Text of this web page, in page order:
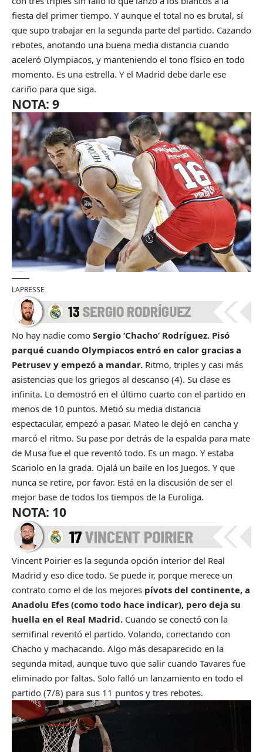
fiesta del primer tiempo. Y aunque el total no es brutal, sí
que supo trabajar en la segunda parte del partido. Cazando
rebotes, anotando una buena media distancia cuando
aceleró Olympiacos, y manteniendo el tono físico en todo
momento. Es una estrella. Y el Madrid debe darle ese
cariño para que siga.
NOTA: 9
LAPRESSE
No hay nadie como Sergio ‘Chacho’ Rodríguez. Pisó
parqué cuando Olympiacos entró en calor gracias a
Petrusev y empezó a mandar. Ritmo, triples y casi más
asistencias que los griegos al descanso (4). Su clase es
infinita. Lo demostró en el último cuarto con el partido en
menos de 10 puntos. Metió su media distancia
espectacular, empezó a pasar. Mateo le dejó en cancha y
marcó el ritmo. Su pase por detrás de la espalda para mate
de Musa fue el que reventó todo. Es un mago. Y estaba
Scariolo en la grada. Ojalá un baile en los Juegos. Y que
nunca se retire, por favor. Está en la discusión de ser el
mejor base de todos los tiempos de la Euroliga.
NOTA: 10
Vincent Poirier es la segunda opción interior del Real
Madrid y eso dice todo. Se puede ir, porque merece un
contrato como el de los mejores pívots del continente, a
Anadolu Efes (como todo hace indicar), pero deja su
huella en el Real Madrid. Cuando se conectó con la
semifinal reventó el partido. Volando, conectando con
Chacho y machacando. Algo más desaparecido en la
segunda mitad, aunque tuvo que salir cuando Tavares fue
eliminado por faltas. Solo falló un lanzamiento en todo el
partido (7/8) para sus 11 puntos y tres rebotes.